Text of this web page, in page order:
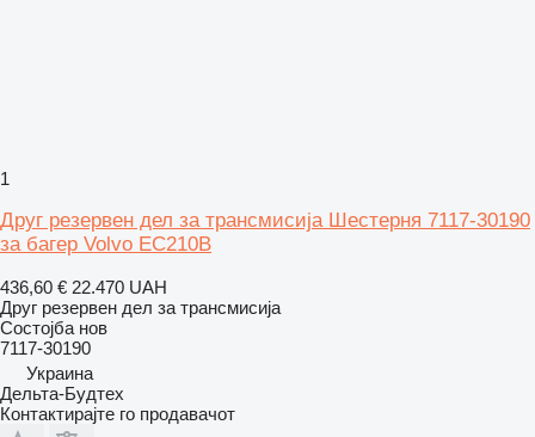
1
Друг резервен дел за трансмисија Шестерня 7117-30190
за багер Volvo EC210B
436,60 € 22.470 UAH
Друг резервен дел за трансмисија
Состојба нов
7117-30190
Украина
Дельта-Будтех
Контактирајте го продавачот